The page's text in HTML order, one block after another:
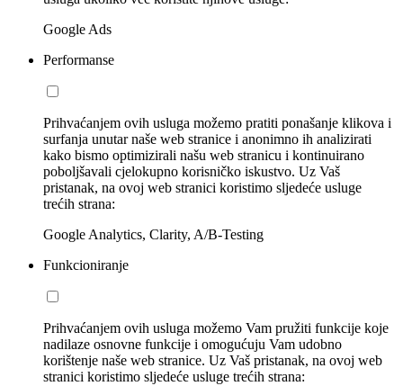
Google Ads
Performanse
Prihvaćanjem ovih usluga možemo pratiti ponašanje klikova i
surfanja unutar naše web stranice i anonimno ih analizirati
kako bismo optimizirali našu web stranicu i kontinuirano
poboljšavali cjelokupno korisničko iskustvo. Uz Vaš
pristanak, na ovoj web stranici koristimo sljedeće usluge
trećih strana:
Google Analytics, Clarity, A/B-Testing
Funkcioniranje
Prihvaćanjem ovih usluga možemo Vam pružiti funkcije koje
nadilaze osnovne funkcije i omogućuju Vam udobno
korištenje naše web stranice. Uz Vaš pristanak, na ovoj web
stranici koristimo sljedeće usluge trećih strana: